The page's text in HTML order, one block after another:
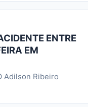
ENTRE
EM
Adilson Ribeiro